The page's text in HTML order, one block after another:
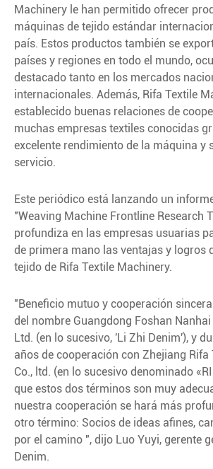
Machinery le han permitido ofrecer
máquinas de tejido estándar
país. Estos productos también se
países y regiones en todo el mundo,
destacado tanto en los mercados
internacionales. Además, Rifa Textile
establecido buenas relaciones de
muchas empresas textiles conocidas
excelente rendimiento de la máquina y
servicio.
Este periódico está lanzando un
"Weaving Machine Frontline Research
profundiza en las empresas usuarias
de primera mano las ventajas y logros
tejido de Rifa Textile Machinery.
"Beneficio mutuo y cooperación
del nombre Guangdong Foshan
Ltd. (en lo sucesivo, 'Li Zhi Denim'), y
años de cooperación con Zhejiang
Co., ltd. (en lo sucesivo denominado
que estos dos términos son muy
nuestra cooperación se hará más
otro término: Socios de ideas afines,
por el camino ", dijo Luo Yuyi, gerente
Denim.